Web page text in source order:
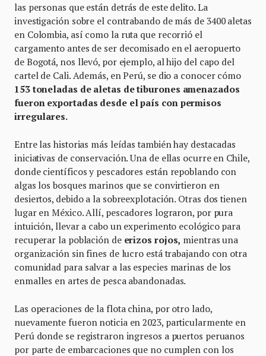
las personas que están detrás de este delito. La
investigación sobre el contrabando de más de 3400 aletas
en Colombia, así como la ruta que recorrió el
cargamento antes de ser decomisado en el aeropuerto
de Bogotá, nos llevó, por ejemplo, al hijo del capo del
cartel de Cali. Además, en Perú, se dio a conocer cómo
153 toneladas de aletas de tiburones amenazados
fueron exportadas desde el país con permisos
irregulares.
Entre las historias más leídas también hay destacadas
iniciativas de conservación. Una de ellas ocurre en Chile,
donde científicos y pescadores están repoblando con
algas los bosques marinos que se convirtieron en
desiertos, debido a la sobreexplotación. Otras dos tienen
lugar en México. Allí, pescadores lograron, por pura
intuición, llevar a cabo un experimento ecológico para
recuperar la población deerizos rojos, mientras una
organización sin fines de lucro está trabajando con otra
comunidad para salvar a las especies marinas de los
enmalles en artes de pesca abandonadas.
Las operaciones de la flota china, por otro lado,
nuevamente fueron noticia en 2023, particularmente en
Perú donde se registraron ingresos a puertos peruanos
por parte de embarcaciones que no cumplen con los